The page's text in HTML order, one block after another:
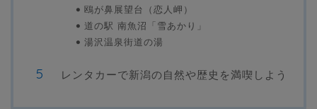
鴎が鼻展望台（恋人岬）
道の駅 南魚沼「雪あかり」
湯沢温泉街道の湯
レンタカーで新潟の自然や歴史を満喫しよう